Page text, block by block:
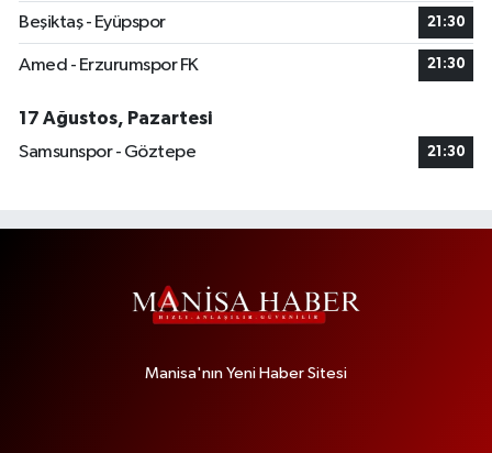
Beşiktaş - Eyüpspor 21:30
Amed - Erzurumspor FK 21:30
17 Ağustos, Pazartesi
Samsunspor - Göztepe
21:30
Manisa'nın Yeni Haber Sitesi